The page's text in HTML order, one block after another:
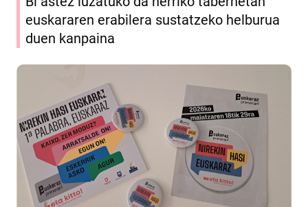
euskararen erabilera sustatzeko helburua
duen kanpaina